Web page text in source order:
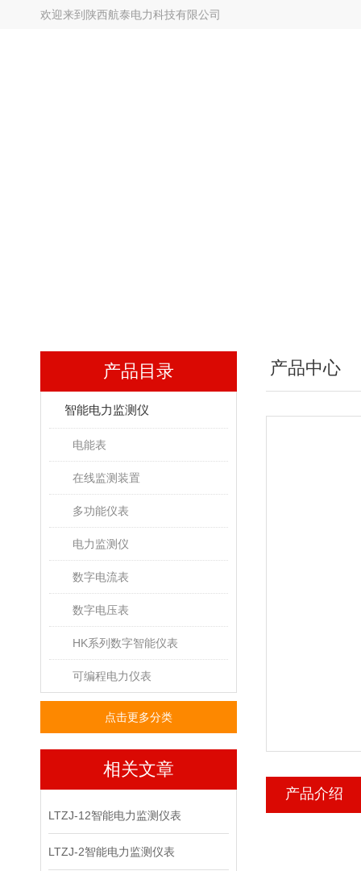
欢迎来到 陕西航泰电力科技有限公司
产品目录
智能电力监测仪
电能表
在线监测装置
多功能仪表
电力监测仪
数字电流表
数字电压表
HK系列数字智能仪表
可编程电力仪表
点击更多分类
相关文章
LTZJ-12智能电力监测仪表
LTZJ-2智能电力监测仪表
产品中心
产品介绍